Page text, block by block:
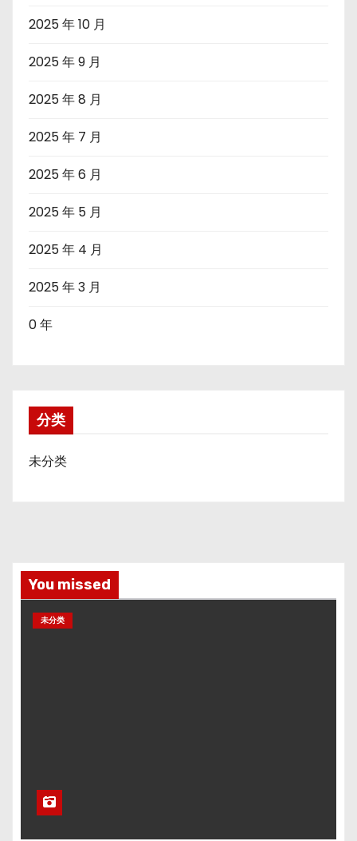
2025 年 10 月
2025 年 9 月
2025 年 8 月
2025 年 7 月
2025 年 6 月
2025 年 5 月
2025 年 4 月
2025 年 3 月
0 年
分类
未分类
You missed
未分类